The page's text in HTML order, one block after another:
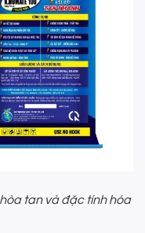
tan và đặc tính hóa